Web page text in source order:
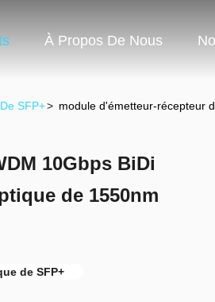
À Propos De Nous
SFP+> module d'émetteur-récepteur
10Gbps BiDi
de 1550nm
de SFP+